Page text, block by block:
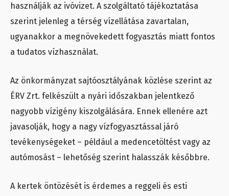
használják az ivóvizet. A szolgáltató tájékoztatása
szerint jelenleg a térség vízellátása zavartalan,
ugyanakkor a megnövekedett fogyasztás miatt fontos
a tudatos vízhasználat.
Az önkormányzat sajtóosztályának közlése szerint az
ÉRV Zrt. felkészült a nyári időszakban jelentkező
nagyobb vízigény kiszolgálására. Ennek ellenére azt
javasolják, hogy a nagy vízfogyasztással járó
tevékenységeket – például a medencetöltést vagy az
autómosást – lehetőség szerint halasszák későbbre.
A kertek öntözését is érdemes a reggeli és esti